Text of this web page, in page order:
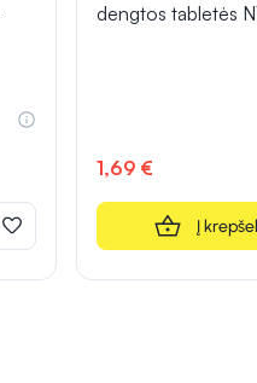
dengtos tabletės
1,69 €
Į